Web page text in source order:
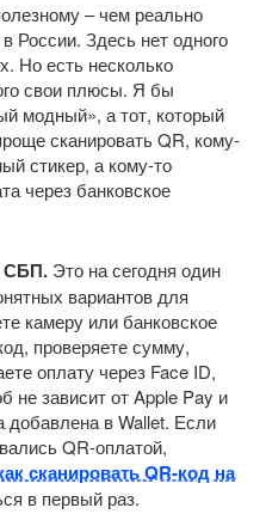
– чем реально
России. Здесь нет одного
Но есть несколько
свои плюсы. Я бы
модный», а тот, который
сканировать QR, кому-
стикер, а кому-то
через банковское
СБП. Это на сегодня один
вариантов для
камеру или банковское
проверяете сумму,
оплату через Face ID,
не зависит от Apple Pay и
добавлена в Wallet. Если
QR-оплатой,
сканировать QR-код на
в первый раз.